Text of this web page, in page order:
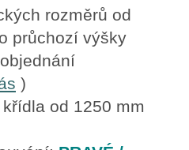
rozměrů od
průchozí výšky
)
od 1250 mm